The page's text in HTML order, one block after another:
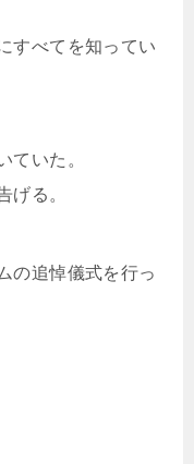
すべてを知ってい
ていた。
げる。
の追悼儀式を行っ